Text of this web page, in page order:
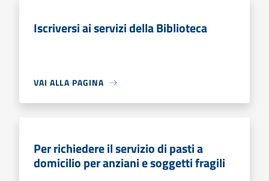
Iscriversi ai servizi della Biblioteca
VAI ALLA PAGINA
Per richiedere il servizio di pasti a
domicilio per anziani e soggetti fragili